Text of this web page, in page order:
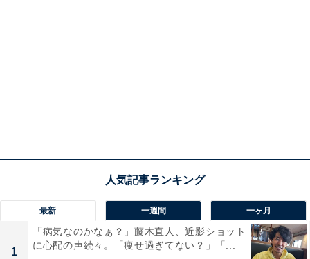
最新 一週間 一ヶ月
1
「病気なのかなぁ？」藤木直人、近影ショット
に心配の声続々。「痩せ過ぎてない？」「...